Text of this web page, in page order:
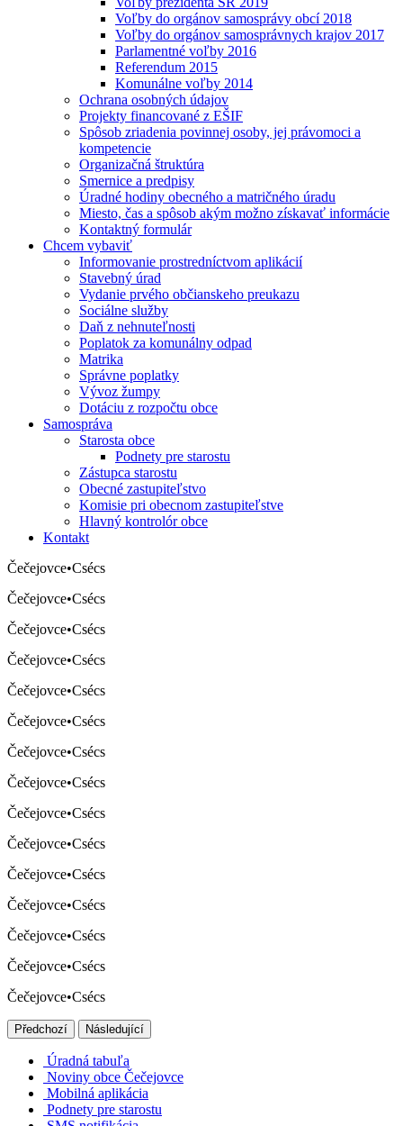
Voľby do orgánov samosprávy obcí 2018
Voľby do orgánov samosprávnych krajov 2017
Parlamentné voľby 2016
Referendum 2015
Komunálne voľby 2014
Ochrana osobných údajov
Projekty financované z EŠIF
Spôsob zriadenia povinnej osoby, jej právomoci a
kompetencie
Organizačná štruktúra
Smernice a predpisy
Úradné hodiny obecného a matričného úradu
Miesto, čas a spôsob akým možno získavať informácie
Kontaktný formulár
Chcem vybaviť
Informovanie prostredníctvom aplikácií
Stavebný úrad
Vydanie prvého občianskeho preukazu
Sociálne služby
Daň z nehnuteľnosti
Poplatok za komunálny odpad
Matrika
Správne poplatky
Vývoz žumpy
Dotáciu z rozpočtu obce
Samospráva
Starosta obce
Podnety pre starostu
Zástupca starostu
Obecné zastupiteľstvo
Komisie pri obecnom zastupiteľstve
Hlavný kontrolór obce
Kontakt
Čečejovce•Csécs
Čečejovce•Csécs
Čečejovce•Csécs
Čečejovce•Csécs
Čečejovce•Csécs
Čečejovce•Csécs
Čečejovce•Csécs
Čečejovce•Csécs
Čečejovce•Csécs
Čečejovce•Csécs
Čečejovce•Csécs
Čečejovce•Csécs
Čečejovce•Csécs
Čečejovce•Csécs
Čečejovce•Csécs
Předchozí Následující
Úradná tabuľa
Noviny obce Čečejovce
Mobilná aplikácia
Podnety pre starostu